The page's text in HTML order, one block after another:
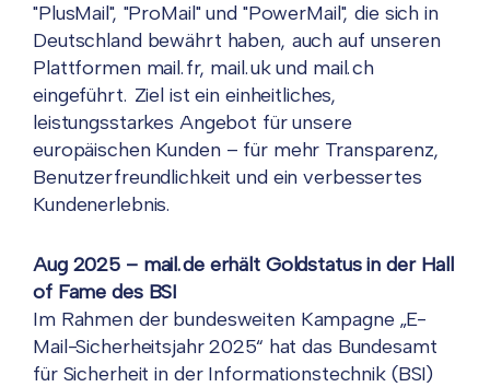
"PlusMail", "ProMail" und "PowerMail", die sich in
Deutschland bewährt haben, auch auf unseren
Plattformen mail.fr, mail.uk und mail.ch
eingeführt. Ziel ist ein einheitliches,
leistungsstarkes Angebot für unsere
europäischen Kunden – für mehr Transparenz,
Benutzerfreundlichkeit und ein verbessertes
Kundenerlebnis.
Aug 2025 – mail.de erhält Goldstatus in der Hall
of Fame des BSI
Im Rahmen der bundesweiten Kampagne „E-
Mail-Sicherheitsjahr 2025“ hat das Bundesamt
für Sicherheit in der Informationstechnik (BSI)